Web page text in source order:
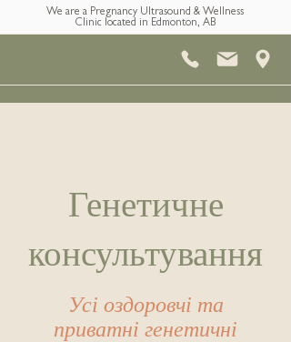
We are a Pregnancy Ultrasound & Wellness
Clinic located in Edmonton, AB
Генетичне
консультування
Усі оздоровчі та
приватні генетичні